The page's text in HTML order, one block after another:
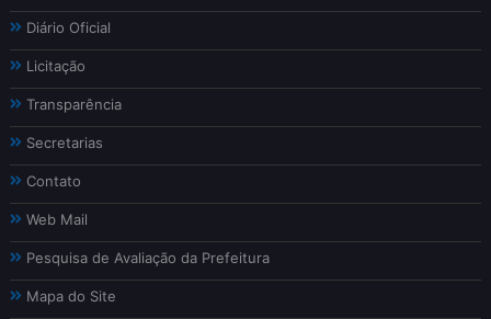
Diário Oficial
Licitação
Transparência
Secretarias
Contato
Web Mail
Pesquisa de Avaliação da Prefeitura
Mapa do Site